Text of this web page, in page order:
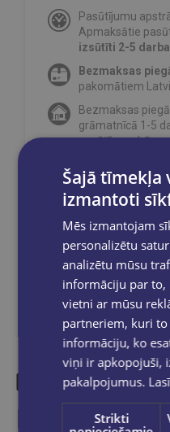
Pasūtījumu
Apmaksātie
izsūtīti 2-5
Bezmaksas
pakomātiem
Bezmaksas
grāmatnīcā 1-5
pasūtījums būs
Dalies sociālajos tīklos:
Līdzīgas
Šajā tīmekļa
izmantoti
Mēs izmantojam
personalizētu
analizētu mūsu
informāciju par
vietni ar mūsu
partneriem, kuri
informāciju, ko
viņi ir apkopojuši,
pakalpojumus.
Strikti